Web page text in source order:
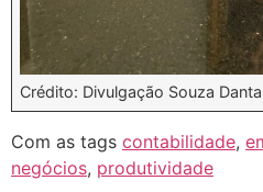
Crédito: Divulgação Souza
Com as tags contabilidade,
negócios, produtividade